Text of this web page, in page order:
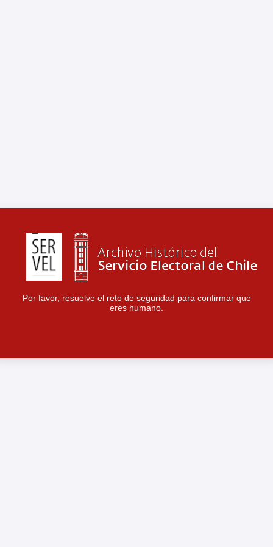
Por favor, resuelve el reto de seguridad para confirmar que
eres humano.